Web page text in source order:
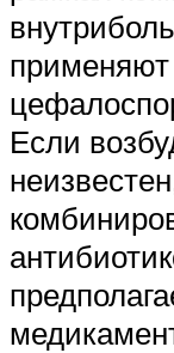
Если